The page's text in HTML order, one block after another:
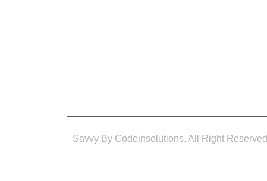
Savvy By Codeinsolutions. All Right Reserved